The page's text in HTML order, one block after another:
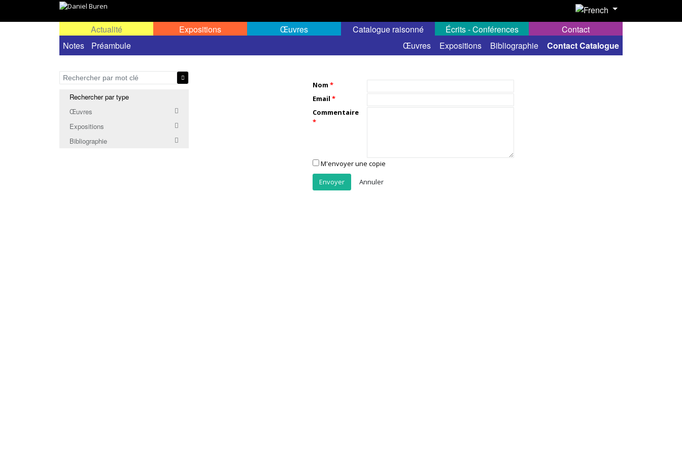
Actualité Expositions Œuvres
Catalogue raisonné
Notes
Préambule Œuvres Expositions Bibliographie Contact Catalogue
Écrits - Conférences Contact
Rechercher par type
Œuvres
Expositions
Bibliographie
Nom
Email
Commentaire
M'envoyer une copie
Annuler